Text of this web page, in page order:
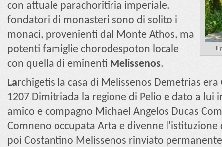
Il
con attuale parachoritiria imperiale.
fondatori di monasteri sono di solito i
monaci, provenienti dal Monte Athos, ma
potenti famiglie chorodespoton locale
con quella di eminenti Melissenos.
Larchigetis la casa di Melissenos Demetrias era
1207 Dimitriada la regione di Pelio e dato a lui
amico e compagno Michael Angelos Ducas
Comneno occupata Arta e divenne
poi Costantino Melissenos rinviato